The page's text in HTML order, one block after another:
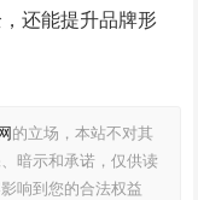
还能提升品牌形
的立场，本站不对其
暗示和承诺，仅供读
响到您的合法权益